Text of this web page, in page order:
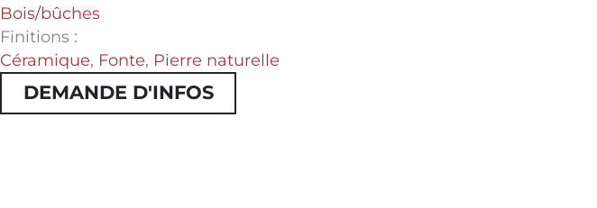
Bois/bûches
Finitions :
Céramique, Fonte, Pierre naturelle
DEMANDE D'INFOS